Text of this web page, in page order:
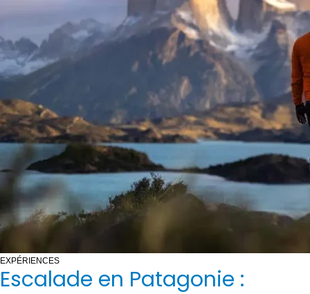
EXPÉRIENCES
Escalade en Patagonie :